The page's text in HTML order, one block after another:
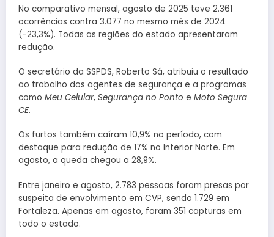
No comparativo mensal, agosto de 2025 teve 2.361
ocorrências contra 3.077 no mesmo mês de 2024
(-23,3%). Todas as regiões do estado apresentaram
redução.
O secretário da SSPDS, Roberto Sá, atribuiu o resultado
ao trabalho dos agentes de segurança e a programas
como Meu Celular, Segurança no Ponto e Moto Segura
CE.
Os furtos também caíram 10,9% no período, com
destaque para redução de 17% no Interior Norte. Em
agosto, a queda chegou a 28,9%.
Entre janeiro e agosto, 2.783 pessoas foram presas por
suspeita de envolvimento em CVP, sendo 1.729 em
Fortaleza. Apenas em agosto, foram 351 capturas em
todo o estado.